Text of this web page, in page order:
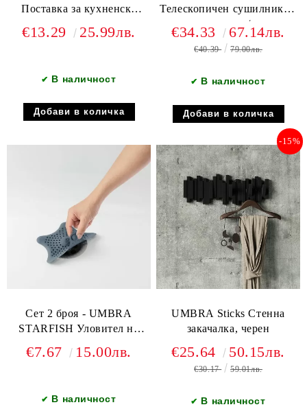
Поставка за кухненска
€13.29 25.99лв.
✔ В наличност
Телескопичен сушилник за
съдове, никел/черен
€34.33 67.14лв.
€40.39 79.00лв.
✔ В наличност
Сет 2 броя - UMBRA
STARFISH Уловител на
€7.67 15.00лв.
✔ В наличност
UMBRA Sticks Стенна
закачалка, черен
-15%
€25.64 50.15лв.
€30.17 59.01лв.
✔ В наличност